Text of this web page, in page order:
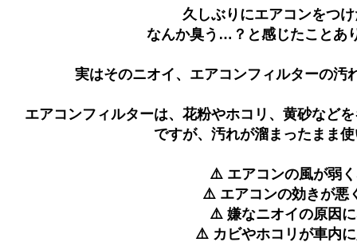
久しぶりにエアコンをつ
なんか臭う…？と感じたことあ
実はそのニオイ、エアコンフィルターの汚
エアコンフィルターは、花粉やホコリ、黄砂など
ですが、汚れが溜まったまま
⚠️ エアコンの風が弱
⚠️ エアコンの効きが悪
⚠️ 嫌なニオイの原因
⚠️ カビやホコリが車内